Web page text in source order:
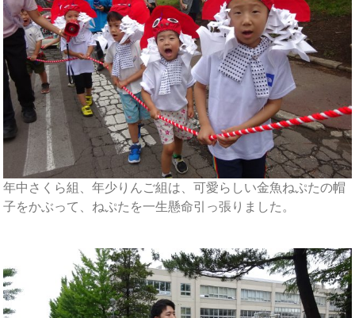
年中さくら組、年少りんご組は、可愛らしい金魚ねぷたの帽
子をかぶって、ねぷたを一生懸命引っ張りました。